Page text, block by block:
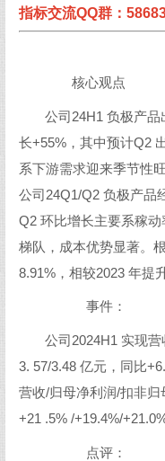
指标交流QQ群：
核心观点
公司24H1 负极产
长+55%，其中预计Q2
系下游需求迎来季节性
公司24Q1/Q2 负极产品
Q2 环比增长主要系稼
梯队，成本优势显著。
8.91%，相较2023 年提
事件：
公司2024H1 实现
3. 57/3.48 亿元，同比
营收/归母净利润/扣非归
+21 .5% /+19.4%/
点评：